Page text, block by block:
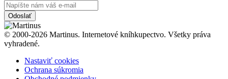
Odoslať
© 2000-2026 Martinus. Internetové kníhkupectvo. Všetky práva
vyhradené.
Nastaviť cookies
Ochrana súkromia